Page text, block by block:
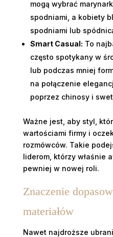
mogą wybrać
spodniami, a kobiety
spodniami lub
Smart Casual: To
często spotykany w
lub podczas mniej
na połączenie
poprzez chinosy i
Ważne jest, aby styl,
wartościami firmy i
rozmówców. Takie
liderom, którzy właśnie
pewniej w nowej roli.
Znaczenie
materiałów
Nawet najdroższe